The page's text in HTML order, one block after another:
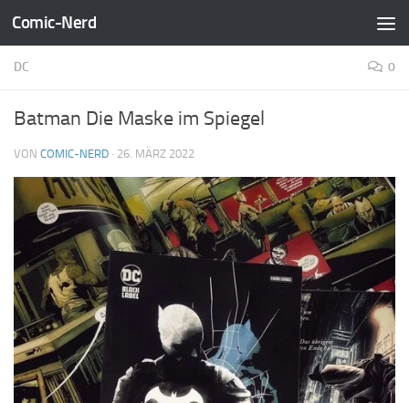
Zum Inhalt springen
Comic-Nerd
DC 0
Batman Die Maske im Spiegel
VON COMIC-NERD · 26. MÄRZ 2022